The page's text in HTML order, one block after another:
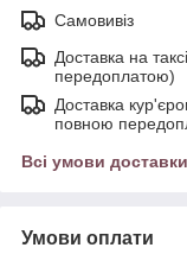
Самовивіз
Доставка на
передоплатою)
Доставка
повною
Всі умови доставки
Умови оплати